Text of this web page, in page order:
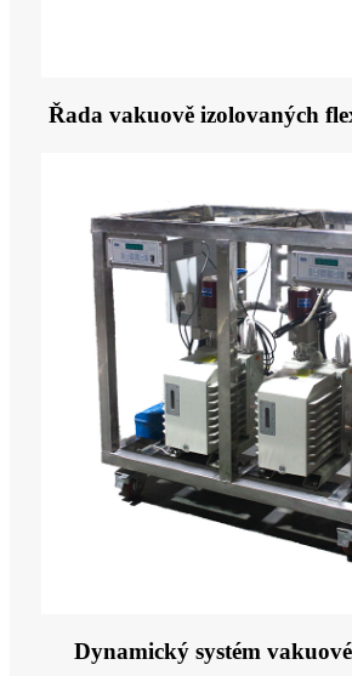
Řada vakuově izolovaných
Dynamický systém